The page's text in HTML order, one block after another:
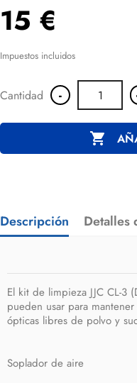
15 €
Impuestos incluidos
Cantidad -

Descripción Detalles
El kit de limpieza JJC CL-3
pueden usar para
ópticas libres de polvo y
Soplador de aire